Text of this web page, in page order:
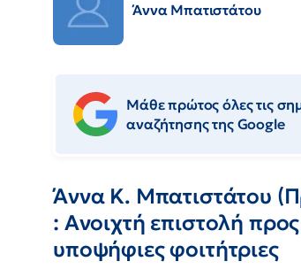
Άννα Μπατιστάτου
Μάθε πρώτος όλες τις
αναζήτησης της Google
Άννα Κ. Μπατιστάτου
: Ανοιχτή επιστολή
υποψήφιες φοιτήτριες